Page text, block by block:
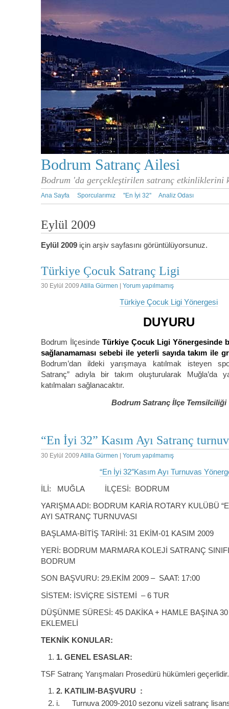
Bodrum Satranç Ailesi
Bodrum 'da gerçekleştirilen satranç etkinliklerini
Ana Sayfa Sporcularımız ''En İyi 32'' Analiz Odası
Eylül 2009
Eylül 2009 için arşiv sayfasını görüntülüyorsunuz.
Türkiye Çocuk Satranç Ligi
30 Eylül 2009 Atilla Gürmen Yorum yapılmamış
Türkiye Çocuk Ligi Yönergesi
DUYURU
Bodrum İlçesinde Türkiye Çocuk Ligi Yönergesinde
sağlanamaması sebebi ile yeterli sayıda takım ile
Bodrum’dan ildeki yarışmaya katılmak isteyen
Satranç” adıyla bir takım oluşturularak Muğla’da
katılmaları sağlanacaktır.
Bodrum Satranç İlçe Temsilciliği
“En İyi 32” Kasım Ayı Satranç
30 Eylül 2009 Atilla Gürmen | Yorum yapılmamış
“En İyi 32″Kasım Ayı Turnuvas
İLİ: MUĞLA İLÇESİ: BODRUM
YARIŞMA ADI: BODRUM KARİA ROTARY KULÜBÜ
AYI SATRANÇ TURNUVASI
BAŞLAMA-BİTİŞ TARİHİ: 31 EKİM-01 KASIM 2009
YERİ: BODRUM MARMARA KOLEJİ SATRANÇ
BODRUM
SON BAŞVURU: 29.EKİM 2009 – SAAT: 17:00
SİSTEM: İSVİÇRE SİSTEMİ – 6 TUR
DÜŞÜNME SÜRESİ: 45 DAKİKA + HAMLE BAŞINA
EKLEMELİ
TEKNİK KONULAR:
1. GENEL ESASLAR:
TSF Satranç Yarışmaları Prosedürü hükümleri geçerlidir.
2. KATILIM-BAŞVURU :
i. Turnuva 2009-2010 sezonu vizeli satranç